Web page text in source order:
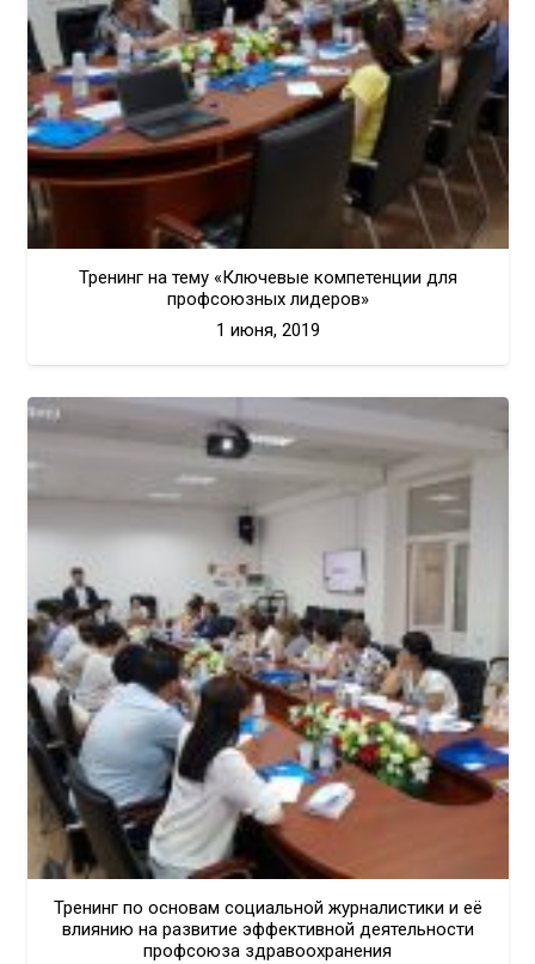
Тренинг на тему «Ключевые компетенции для
профсоюзных лидеров»
1 июня, 2019
Тренинг по основам социальной журналистики и её
влиянию на развитие эффективной деятельности
профсоюза здравоохранения